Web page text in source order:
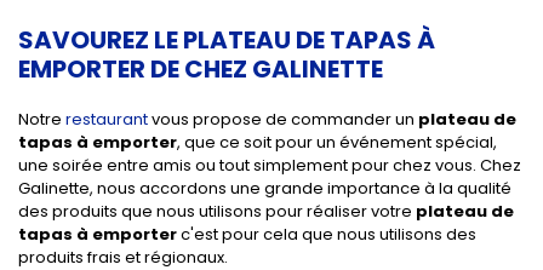
SAVOUREZ LE PLATEAU DE TAPAS À
EMPORTER DE CHEZ GALINETTE
Notre restaurantvous propose de commander un plateau de
tapas à emporter, que ce soit pour un événement spécial,
une soirée entre amis ou tout simplement pour chez vous. Chez
Galinette, nous accordons une grande importance à la qualité
des produits que nous utilisons pour réaliser votre plateau de
tapas à emporterc'est pour cela que nous utilisons des
produits frais et régionaux.